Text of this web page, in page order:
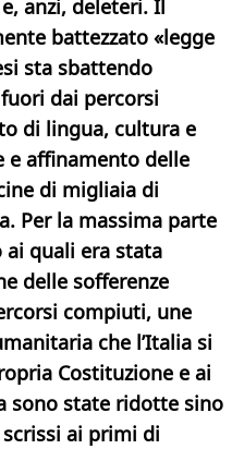
anzi, deleteri. Il
battezzato «legge
sta sbattendo
dai percorsi
di lingua, cultura e
e affinamento delle
di migliaia di
Per la massima parte
quali era stata
delle sofferenze
compiuti, une
che l’Italia si
Costituzione e ai
sono state ridotte sino
ai primi di